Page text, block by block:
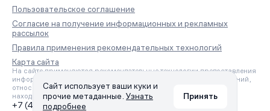
Пользовательское соглашение
Согласие на получение информационных и рекламных
рассылок
Правила применения рекомендательных технологий
Карта сайта
На сайте применяются рекомендательные технологии предоставления
информации на основе сбора, систематизации и анализа сведений,
относящихся к предпочтениям пользователей сети «Интернет»,
находящихся на территории Российской Федерации.
+7 (495) 157-88-80
Сайт использует ваши куки и
прочие метаданные. Узнать
подробнее
Принять